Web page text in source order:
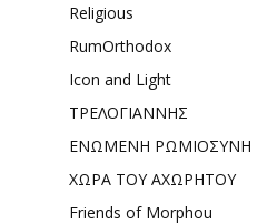
Religious
RumOrthodox
Icon and Light
ΤΡΕΛΟΓΙΑΝΝΗΣ
ΕΝΩΜΕΝΗ ΡΩΜΙΟΣΥΝΗ
ΧΩΡΑ ΤΟΥ ΑΧΩΡΗΤΟΥ
Friends of Morphou